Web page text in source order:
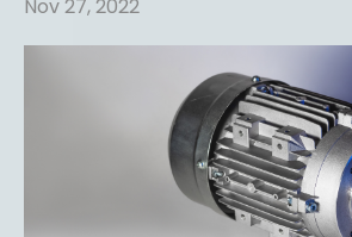
Nov 27, 2022